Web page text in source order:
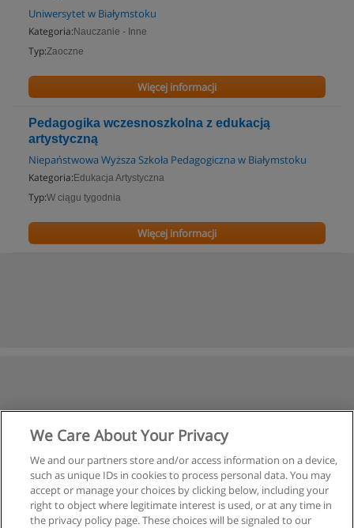
Uniwersytet w Białymstoku
Kategoria: Nauczanie - Inne
Typ:Zaoczne
Więcej informacji
Pedagogika wczesnoszkolna z edukacją
artystyczną
Niepaństwowa Wyższa Szkoła Pedagogiczna w Białymstoku
Kategoria: Edukacja Artystyczna
Typ:W ciągu tygodnia
Więcej informacji
We Care About Your Privacy
We and our partners store and/or access information on a device,
such as unique IDs in cookies to process personal data. You may
accept or manage your choices by clicking below, including your
right to object where legitimate interest is used, or at any time in
the privacy policy page. These choices will be signaled to our